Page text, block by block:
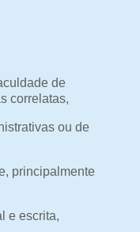
de
correlatas,
ou de
principalmente
e escrita,